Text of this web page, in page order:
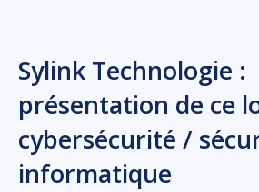
Sylink Technologie :
présentation de ce
cybersécurité /
informatique